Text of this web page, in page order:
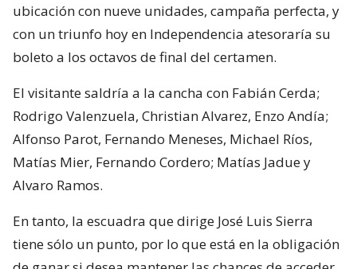
ubicación con nueve unidades, campaña perfecta, y
con un triunfo hoy en Independencia atesoraría su
boleto a los octavos de final del certamen.
El visitante saldría a la cancha con Fabián Cerda;
Rodrigo Valenzuela, Christian Alvarez, Enzo Andía;
Alfonso Parot, Fernando Meneses, Michael Ríos,
Matías Mier, Fernando Cordero; Matías Jadue y
Alvaro Ramos.
En tanto, la escuadra que dirige José Luis Sierra
tiene sólo un punto, por lo que está en la obligación